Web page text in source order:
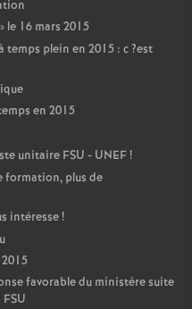
» le 16 mars 2015
temps plein en 2015 : c?est
en 2015
unitaire FSU - UNEF!
formation, plus de
intéresse!
favorable du ministère suite
FSU